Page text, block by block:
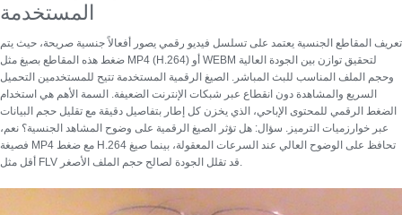
المستخدمة
تعريف المقاطع الجنسية يعتمد على تسلسل فيديو رقمي يصور أفعالاً جنسية صريحة، حيث يتم
ضغط هذه المقاطع بصيغ مثل MP4 (H.264) أو WEBM لتحقيق توازن بين الجودة العالية
وحجم الملف المناسب للبث المباشر. الصيغ الرقمية المستخدمة تتيح للمستخدمين التحميل
السريع والمشاهدة دون انقطاع عبر شبكات الإنترنت الضعيفة. السمة الأهم هي استخدام
الضغط الرقمي للمحتوى الإباحي، الذي يخزن كل إطار بتفاصيل دقيقة مع تقليل حجم البيانات
عبر خوارزميات الترميز. سؤال: هل تؤثر الصيغ الرقمية على وضوح المشاهد الجنسية؟ نعم،
فصيغة MP4 مع ضغط H.264 تحافظ على الوضوح العالي عند السرعات المعقولة، بينما صيغ